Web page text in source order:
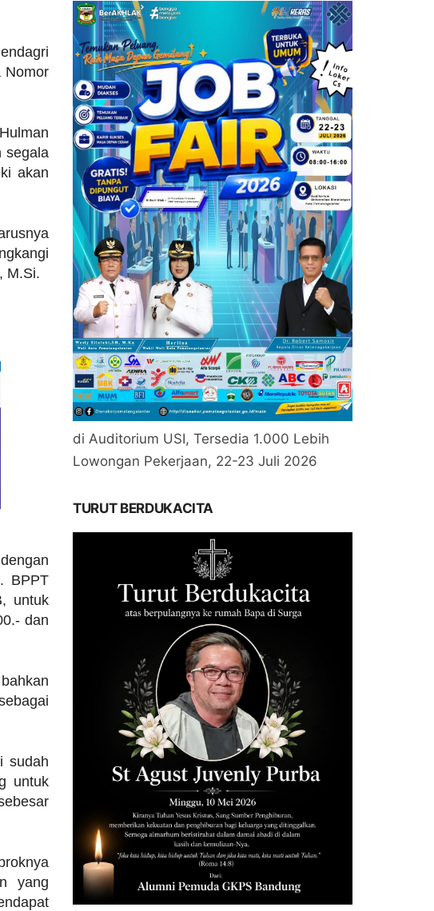
Nomor
segala
akan
M.Si.
BPPT
untuk
dan
sudah
untuk
yang
di Auditorium USI, Tersedia 1.000 Lebih
Lowongan Pekerjaan, 22-23 Juli 2026
TURUT BERDUKACITA